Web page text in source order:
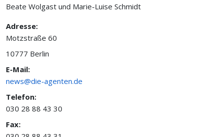
Beate Wolgast und Marie-Luise Schmidt
Adresse:
Motzstraße 60
10777 Berlin
E-Mail:
news@die-agenten.de
Telefon:
030 28 88 43 30
Fax: